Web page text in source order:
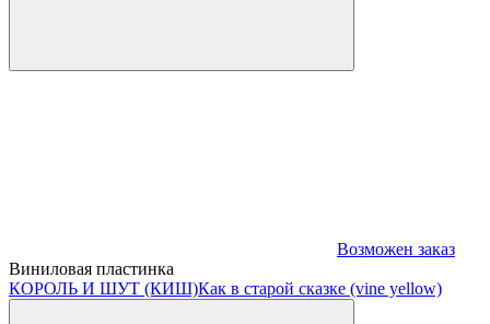
Возможен заказ
Виниловая пластинка
КОРОЛЬ И ШУТ (КИШ)Как в старой сказке (vine yellow)